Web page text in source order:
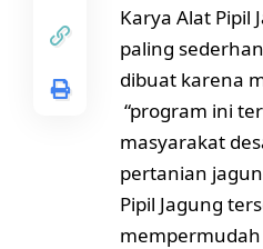
Karya Alat Pipil
paling
dibuat karena
“program ini
masyarakat
pertanian
Pipil Jagung